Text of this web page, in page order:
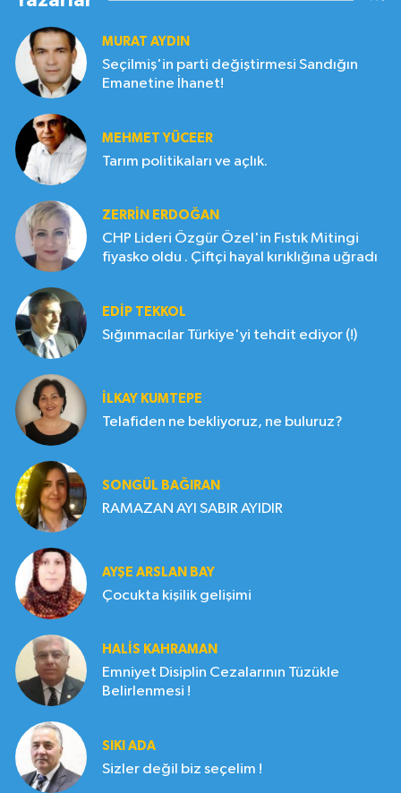
MURAT AYDIN
Seçilmiş'in parti değiştirmesi Sandığın
Emanetine İhanet!
MEHMET YÜCEER
Tarım politikaları ve açlık.
ZERRIN ERDOĞAN
CHP Lideri Özgür Özel'in Fıstık Mitingi
fiyasko oldu . Çiftçi hayal kırıklığına uğradı
EDIP TEKKOL
Sığınmacılar Türkiye'yi tehdit ediyor (!)
İLKAY KUMTEPE
Telafiden ne bekliyoruz, ne buluruz?
SONGÜL BAĞIRAN
RAMAZAN AYI SABIR AYIDIR
AYŞE ARSLAN BAY
Çocukta kişilik gelişimi
HALIS KAHRAMAN
Emniyet Disiplin Cezalarının Tüzükle
Belirlenmesi !
SIKI ADA
Sizler değil biz seçelim !